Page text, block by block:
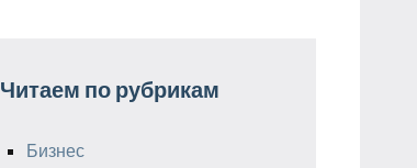
Читаем по рубрикам
Бизнес